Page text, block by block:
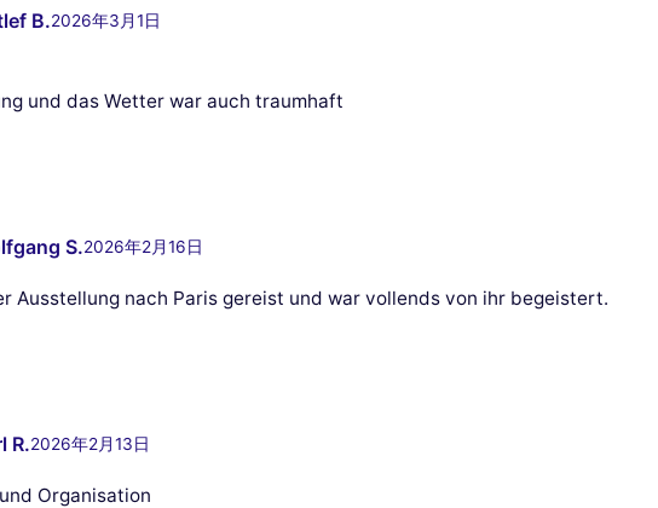
B.2026年3月1日
und das Wetter war auch traumhaft
S.2026年2月16日
Ausstellung nach Paris gereist und war vollends von ihr begeistert.
R.2026年2月13日
Organisation